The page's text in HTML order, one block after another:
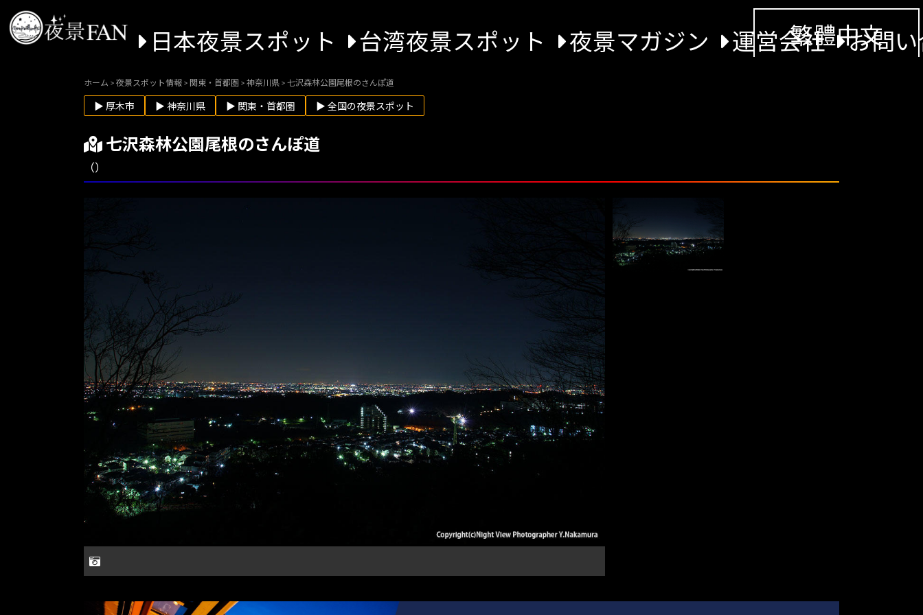
日本夜景スポット 台湾夜景スポット 夜景マガジン 運営会社 お問
繁體中文
ホーム > 夜景スポット情報 > 関東・首都圏 > 神奈川県 > 七沢森林公園尾根のさんぽ道
▶ 厚木市 ▶ 神奈川県 ▶ 関東・首都圏 ▶ 全国の夜景スポット
七沢森林公園尾根のさんぽ道
（）